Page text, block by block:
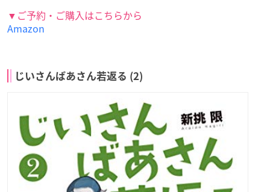
▼ご予約・ご購入はこちらから
Amazon
じいさんばあさん若返る (2)